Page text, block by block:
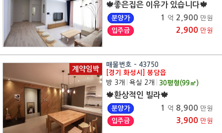
🍁좋은집은 이유가 있습니다🍁
분양가 1 억 2,900 만원
입주금
2,900 만원
계약임박
매물번호 - 43750
[경기 화성시] 봉담읍
방 3개
욕실 2개 30평형(99㎡)
🍁환상적인 빌라🍁
분양가 1 억 8,900 만원
입주금
3,900 만원